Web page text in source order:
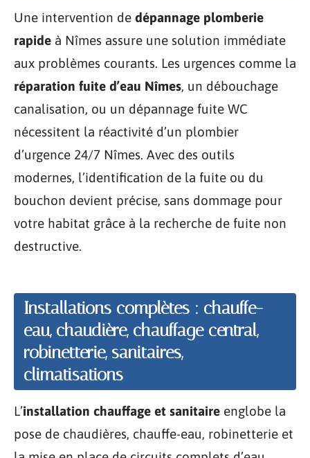
Une intervention de dépannage plomberie
rapide à Nîmes assure une solution immédiate
aux problèmes courants. Les urgences comme la
réparation fuite d’eau Nîmes, un débouchage
canalisation, ou un dépannage fuite WC
nécessitent la réactivité d’un plombier
d’urgence 24/7 Nîmes. Avec des outils
modernes, l’identification de la fuite ou du
bouchon devient précise, sans dommage pour
votre habitat grâce à la recherche de fuite non
destructive.
Installations complètes : chauffe-
eau, chaudière, chauffage central,
robinetterie, sanitaires,
climatisations
L’installation chauffage et sanitaire englobe la
pose de chaudières, chauffe-eau, robinetterie et